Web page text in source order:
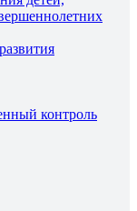
контроль